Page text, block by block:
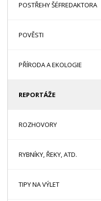
POSTŘEHY ŠÉFREDAKTORA
POVĚSTI
PŘÍRODA A EKOLOGIE
REPORTÁŽE
ROZHOVORY
RYBNÍKY, ŘEKY, ATD.
TIPY NA VÝLET